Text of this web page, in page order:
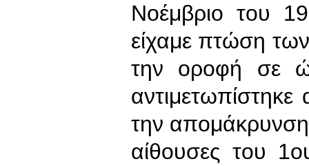
Νοέμβριο του
είχαμε πτώση
την οροφή σε
την απομάκρυνση
αίθουσες του